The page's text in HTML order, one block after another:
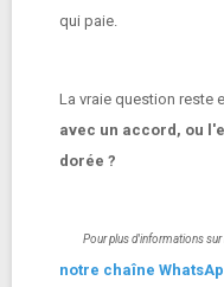
qui paie.
La vraie question reste
avec un accord, ou
dorée ?
Pour plus d'informations
notre chaîne